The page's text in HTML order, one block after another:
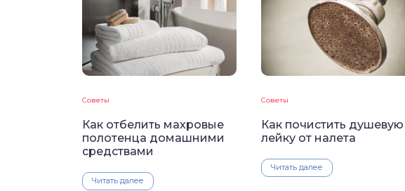
Советы
Как отбелить махровые
полотенца домашними
средствами
Читать далее
Советы
Как почистить душевую
лейку от налета
Читать далее